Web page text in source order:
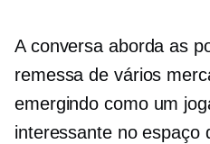
A conversa aborda as
remessa de vários
emergindo como um
interessante no espaço